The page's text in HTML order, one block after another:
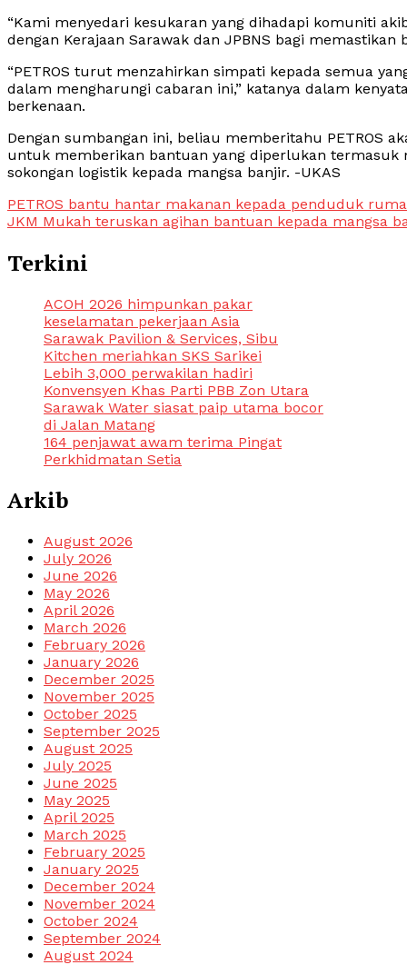
“Kami menyedari kesukaran yang dihadapi komuniti
dengan Kerajaan Sarawak dan JPBNS bagi
“PETROS turut menzahirkan simpati kepada semua
dalam mengharungi cabaran ini,” katanya dalam
berkenaan.
Dengan sumbangan ini, beliau memberitahu PETROS
untuk memberikan bantuan yang diperlukan termasuk
sokongan logistik kepada mangsa banjir. -UKAS
Post
navigation
PETROS bantu hantar makanan kepada penduduk
JKM Mukah teruskan agihan bantuan kepada mangsa
Terkini
ACOH 2026 himpunkan pakar
keselamatan pekerjaan Asia
Sarawak Pavilion & Services, Sibu
Kitchen meriahkan SKS Sarikei
Lebih 3,000 perwakilan hadiri
Konvensyen Khas Parti PBB Zon Utara
Sarawak Water siasat paip utama bocor
di Jalan Matang
164 penjawat awam terima Pingat
Perkhidmatan Setia
Arkib
August 2026
July 2026
June 2026
May 2026
April 2026
March 2026
February 2026
January 2026
December 2025
November 2025
October 2025
September 2025
August 2025
July 2025
June 2025
May 2025
April 2025
March 2025
February 2025
January 2025
December 2024
November 2024
October 2024
September 2024
August 2024